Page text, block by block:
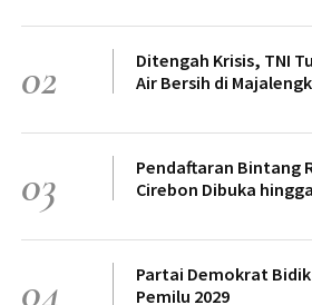
02
Ditengah Krisis, TNI
Air Bersih di
03
Pendaftaran Bintang
Cirebon Dibuka
04
Partai Demokrat Bidik
Pemilu 2029